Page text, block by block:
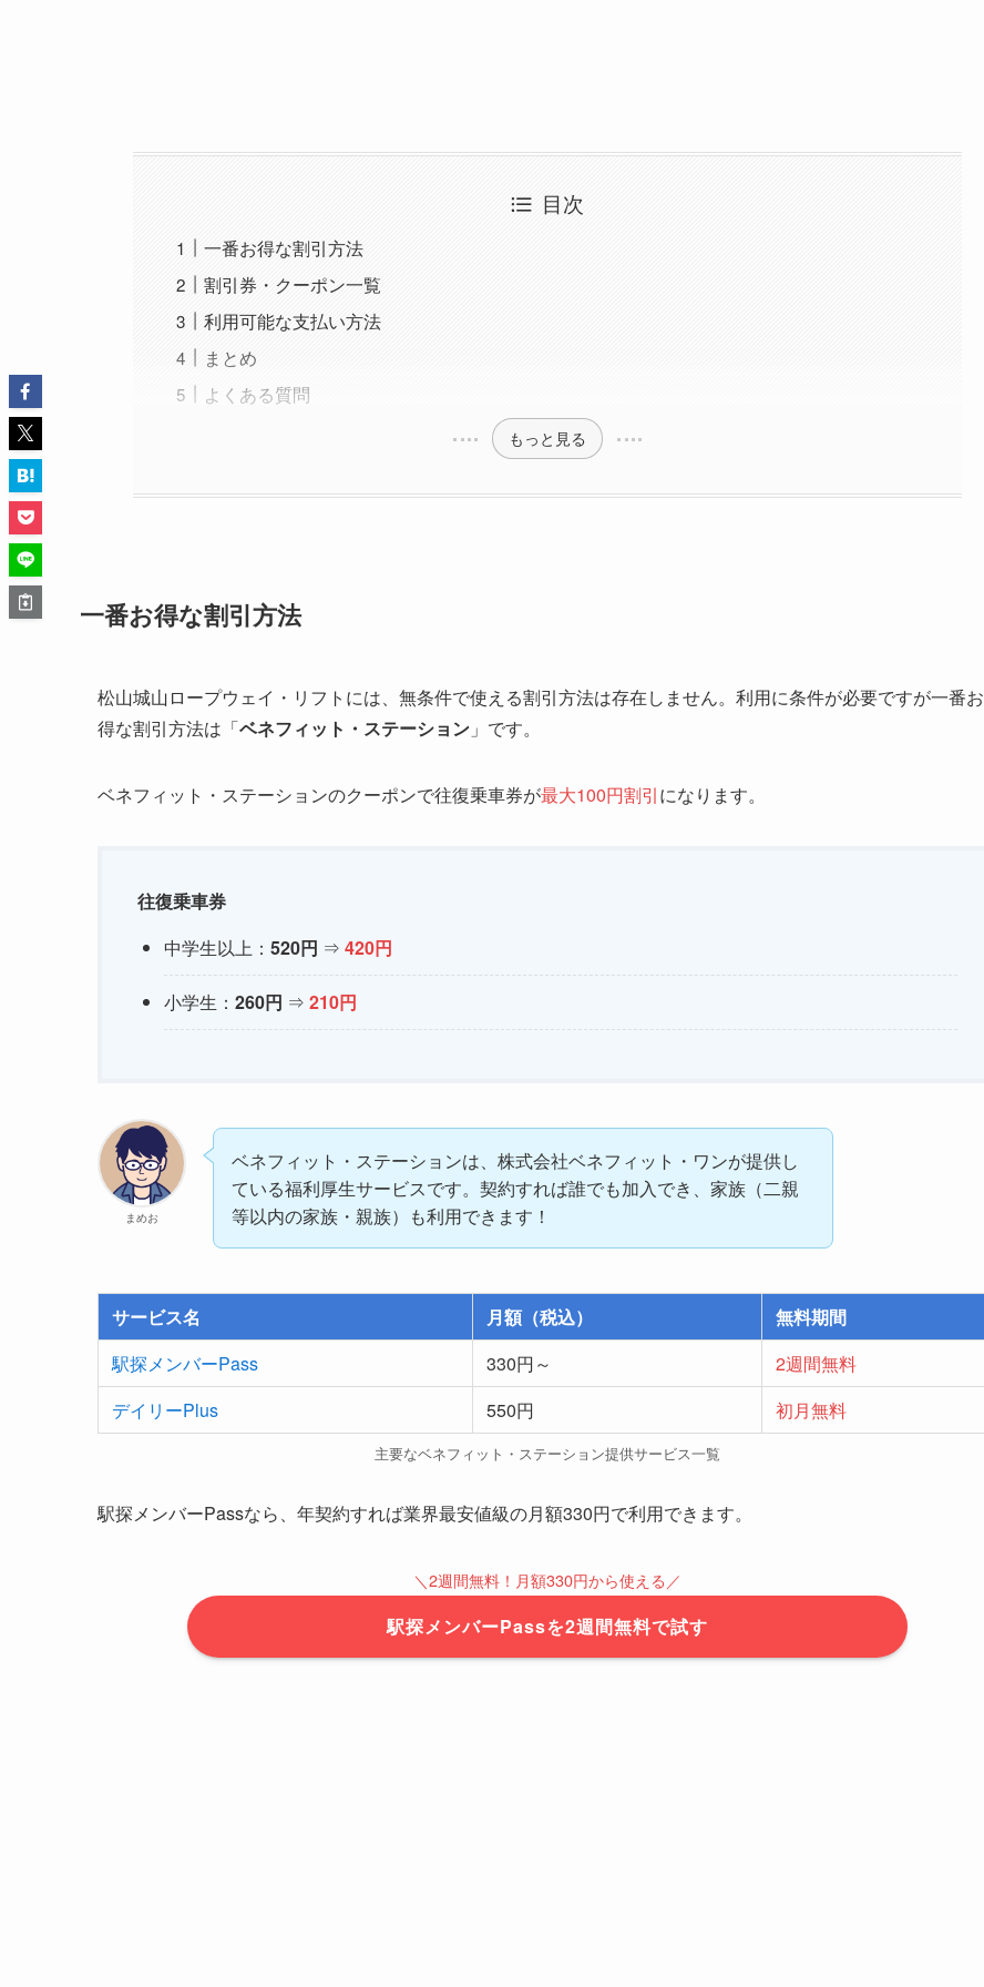
目次
一番お得な割引方法
割引券・クーポン一覧
利用可能な支払い方法
まとめ
よくある質問
もっと見る
一番お得な割引方法
松山城山ロープウェイ・リフトには、無条件で使える割引方法は存在しません。利用に条件が必要ですが一番お
得な割引方法は「ベネフィット・ステーション 」です。
ベネフィット・ステーションのクーポンで往復乗車券が最大100円割引になります。
往復乗車券
中学生以上： 520円 ⇒ 420円
小学生： 260円 ⇒ 210円
まめお
ベネフィット・ステーションは、株式会社ベネフィット・ワンが提供し
ている福利厚生サービスです。契約すれば誰でも加入でき、家族（二親
等以内の家族・親族）も利用できます！
サービス名 月額（税込）
無料期間
駅探メンバーPass
330円～
2週間無料
デイリーPlus
550円 初月無料
主要なベネフィット・ステーション提供サービス一覧
駅探メンバーPassなら、年契約すれば業界最安値級の月額330円で利用できます。
＼2週間無料！月額330円から使える／
駅探メンバーPassを2週間無料で試す